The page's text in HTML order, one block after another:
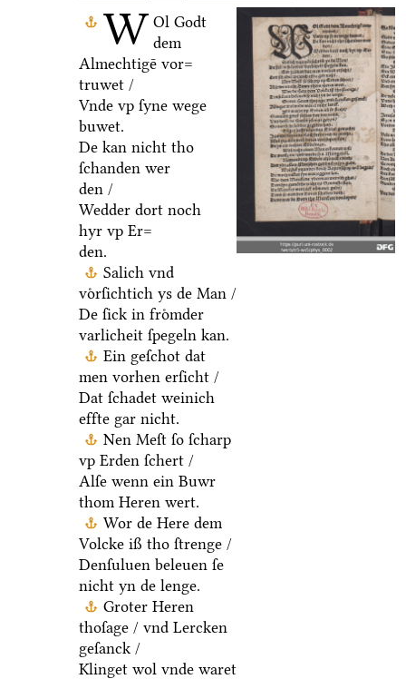
W Ol Godt
dem
Almechtigē vor=
truwet /
Vnde vp ſyne wege
buwet.
De kan nicht tho
ſchanden wer
den /
Wedder dort noch
hyr vp Er=
den.
Salich vnd
voͤrſichtich ys de Man /
De ſick in froͤmder
varlicheit ſpegeln kan.
Ein geſchot dat
men vorhen erſicht /
Dat ſchadet weinich
effte gar nicht.
Nen Meſt ſo ſcharp
vp Erden ſchert /
Alſe wenn ein Buwr
thom Heren wert.
Wor de Here dem
Volcke iß tho ſtrenge /
Denſuluen beleuen ſe
nicht yn de lenge.
Groter Heren
thoſage / vnd Lercken
geſanck /
Klinget wol vnde waret